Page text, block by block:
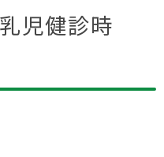
児健診時